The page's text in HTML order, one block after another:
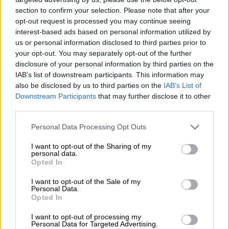
section to confirm your selection. Please note that after your
opt-out request is processed you may continue seeing
interest-based ads based on personal information utilized by
us or personal information disclosed to third parties prior to
your opt-out. You may separately opt-out of the further
disclosure of your personal information by third parties on the
IAB’s list of downstream participants. This information may
also be disclosed by us to third parties on the IAB’s List of
Downstream Participants that may further disclose it to other
Please note that this website/app uses one or more Google
not limited to your visit or usage behaviour. You may click to
grant or deny consent to Google and its third-party tags to
use your data for below specified purposes in below Google
consent section.
Personal Data Processing Opt Outs
I want to opt-out of the Sharing of my
personal data.
Opted In
I want to opt-out of the Sale of my
Personal Data.
Opted In
I want to opt-out of processing my
Personal Data for Targeted Advertising.
«Το κατά περίπτωση είναι προφανές»
υπογράμμισε, τονίζοντας ότι κάθε
περίπτωση είναι διαφορετική και
πρέπει να εξετάζεται αυτοτελώς.